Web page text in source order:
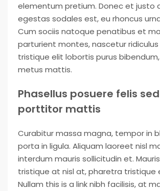
elementum pretium. Donec et justo
egestas sodales est, eu rhoncus
Cum sociis natoque penatibus et
parturient montes, nascetur
tristique elit lobortis purus
metus mattis.
Phasellus posuere felis
porttitor mattis
Curabitur massa magna, tempor in
porta in ligula. Aliquam laoreet nisl
interdum mauris sollicitudin et.
tristique at nisl at, pharetra tristique
Nullam this is a link nibh facilisis, at